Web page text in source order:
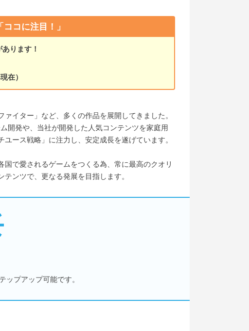
「ココに注目！」
ります！
在）
イター」など、多くの作品を展開してきました。
開発や、当社が開発した人気コンテンツを家庭用
ース戦略」に注力し、安定成長を遂げています。
で愛されるゲームをつくる為、常に最高のクオリ
ンツで、更なる発展を目指します。
プアップ可能です。